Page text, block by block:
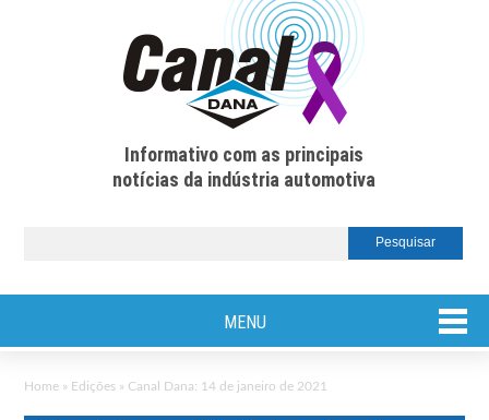
Informativo com as principais
notícias da indústria automotiva
MENU
Home » Edições » Canal Dana: 14 de janeiro de 2021